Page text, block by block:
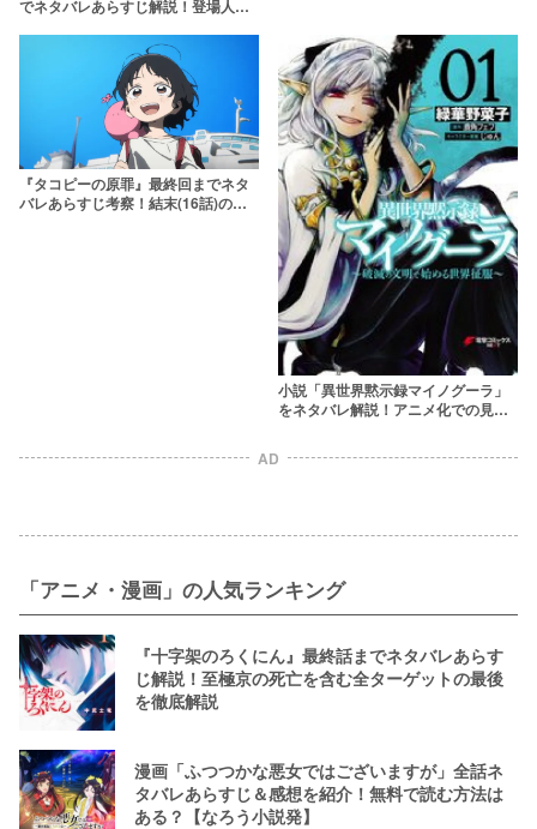
でネタバレあらすじ解説！登場人物
『タコピーの原罪』最終回までネタ
バレあらすじ考察！結末(16話)の意
小説「異世界黙示録マイノグーラ」
をネタバレ解説！アニメ化での見ど
AD
「アニメ・漫画」の人気ランキング
『十字架のろくにん』最終話までネタバレあらす
じ解説！至極京の死亡を含む全ターゲットの最後
を徹底解説
漫画「ふつつかな悪女ではございますが」全話ネ
タバレあらすじ＆感想を紹介！無料で読む方法は
ある？【なろう小説発】